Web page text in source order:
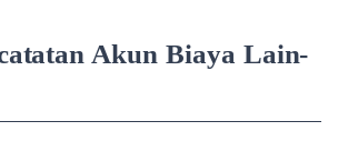
Akun Biaya Lain-